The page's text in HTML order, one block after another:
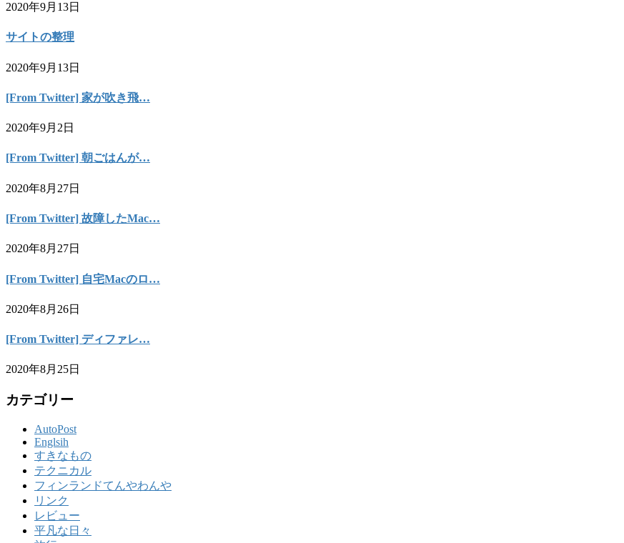
2020年9月13日
サイトの整理
2020年9月13日
[From Twitter] 家が吹き飛…
2020年9月2日
[From Twitter] 朝ごはんが…
2020年8月27日
[From Twitter] 故障したMac…
2020年8月27日
[From Twitter] 自宅Macのロ…
2020年8月26日
[From Twitter] ディファレ…
2020年8月25日
カテゴリー
AutoPost
Englsih
すきなもの
テクニカル
フィンランドてんやわんや
リンク
レビュー
平凡な日々